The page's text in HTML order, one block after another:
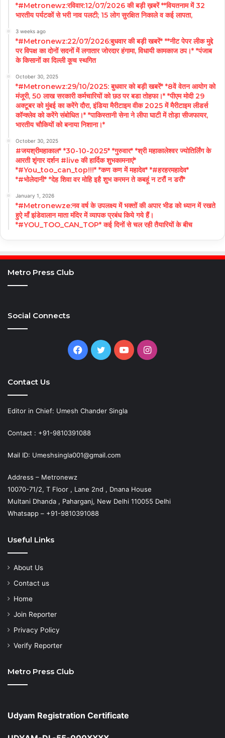
*#Metronewz:रविवार:12/07/2026 की बड़ी ख़बरें **वियतनाम में 32
भारतीय पर्यटकों से भरी नाव पलटी; 15 लोग सुरक्षित निकाले व कई लापता,
3 weeks ago
*#Metronewz:22/07/2026:बुधवार की बड़ी खबरें* **नीट पेपर लीक मुद्दे
पर विपक्ष का दोनों सदनों में लगातार जोरदार हंगामा, विधायी कामकाज ठप।* *पंजाब
के किसानों का दिल्ली कूच स्थगित
October 30, 2025
*#Metronewz:29/10/2025: बुधवार को बड़ी खबरें* *8वें वेतन आयोग को
मंजूरी, 50 लाख सरकारी कर्मचारियों को छठ पर बडा तोहफा।* *पीएम मोदी 29
अक्टूबर को मुंबई का करेंगे दौरा, इंडिया मैरीटाइम वीक 2025 में मैरीटाइम लीडर्स
कॉन्क्लेव को करेंगे संबोधित।* *पाकिस्तानी सेना ने लीपा घाटी में तोड़ा सीजफायर,
भारतीय चौकियों को बनाया निशाना।*
October 30, 2025
#जयश्रीमहाकाल* *30-10-2025* *गुरुवार* *श्री महाकालेश्वर ज्योतिर्लिंग के
आरती शृंगार दर्शन #live की हार्दिक शुभकामनाएं*
*#You_too_can_top!!!* *कण कण में महादेव* *#हरहरमहादेव*
*#भोलेदानी* *देह शिवा वर मोहि इहै शुभ करमन ते कबहूं न टरौं न डरौं*
January 1, 2026
*#Metronewze:नव वर्ष के उपलक्ष्य में भक्तों की अपार भीड को ध्यान में रखते
हुऐ माँ झंडेवालान माता मंदिर में व्यापक प्रबंध किये गये हैं।
*#YOU_TOO_CAN_TOP* कई दिनों से चल रही तैयारियों के बीच
Metro Press Club
Social Connects
Facebook
TwitterYouTubeInstagram
Contact Us
Editor in Chief: Umesh Chander Singla
Contact : +91-9810391088
Mail ID: Umeshsingla001@gmail.com
Address – Metronewz
10070-71/2, T Floor , Lane 2nd , Dnana House
Multani Dhanda , Paharganj, New Delhi 110055 Delhi
Whatsapp – +91-9810391088
Useful Links
About Us
Contact us
Home
Join Reporter
Privacy Policy
Verify Reporter
Metro Press Club
Udyam Registration Certificate